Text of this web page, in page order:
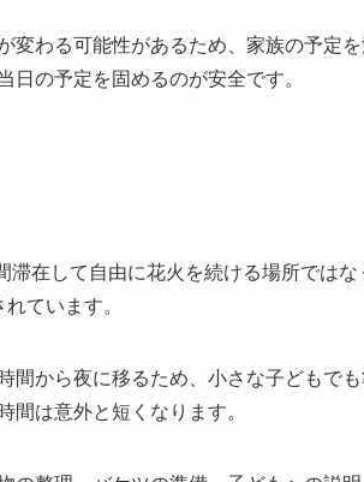
変わる可能性があるため、家族の予定
日の予定を固めるのが安全です。
滞在して自由に花火を続ける場所では
ています。
間から夜に移るため、小さな子どもで
間は意外と短くなります。